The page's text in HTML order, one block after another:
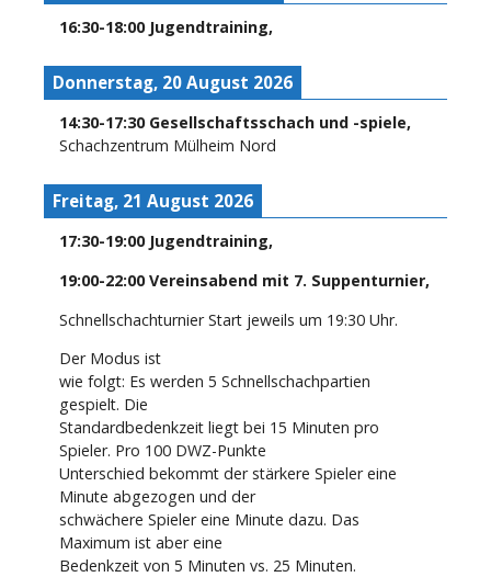
16:30-18:00 Jugendtraining,
Donnerstag, 20 August 2026
14:30-17:30 Gesellschaftsschach und -spiele,
Schachzentrum Mülheim Nord
Freitag, 21 August 2026
17:30-19:00 Jugendtraining,
19:00-22:00 Vereinsabend mit 7. Suppenturnier,
Schnellschachturnier Start jeweils um 19:30 Uhr.
Der Modus ist
wie folgt: Es werden 5 Schnellschachpartien
gespielt. Die
Standardbedenkzeit liegt bei 15 Minuten pro
Spieler. Pro 100 DWZ-Punkte
Unterschied bekommt der stärkere Spieler eine
Minute abgezogen und der
schwächere Spieler eine Minute dazu. Das
Maximum ist aber eine
Bedenkzeit von 5 Minuten vs. 25 Minuten.